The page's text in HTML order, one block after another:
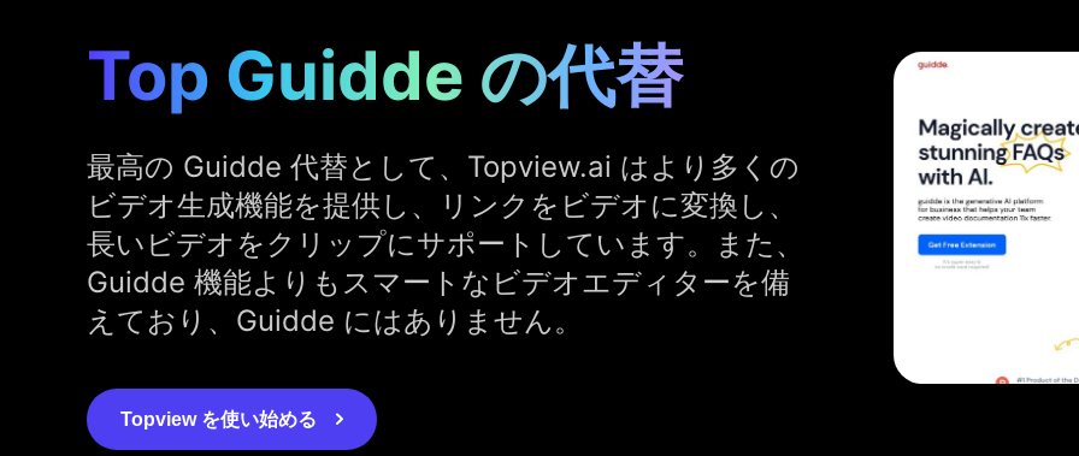
Top Guidde の代替
最高の Guidde 代替として、Topview.ai はより多くの
ビデオ生成機能を提供し、リンクをビデオに変換し、
長いビデオをクリップにサポートしています。また、
Guidde 機能よりもスマートなビデオエディターを備
えており、Guidde にはありません。
Topview を使い始める